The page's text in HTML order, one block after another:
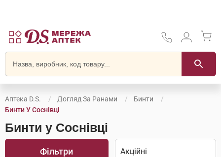
Аптека D.S. Догляд За Ранами
Бинти
Бинти У Соснівці
Бинти у Соснівці
Фільтри